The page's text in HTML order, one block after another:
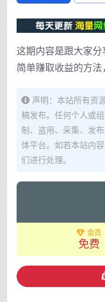
这期内容是跟大家
简单赚取收益的方法
声明：本站所有资
稿发布。任何个人或
制、盗用、采集、发
体平台。如若本站内
们进行处理。
会员
免费